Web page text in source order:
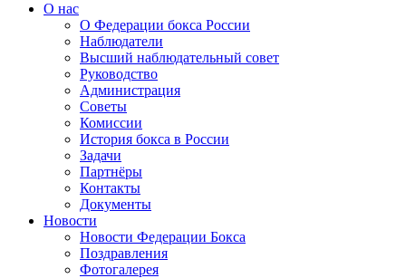
О нас
О Федерации бокса России
Наблюдатели
Высший наблюдательный совет
Руководство
Администрация
Советы
Комиссии
История бокса в России
Задачи
Партнёры
Контакты
Документы
Новости
Новости Федерации Бокса
Поздравления
Фотогалерея